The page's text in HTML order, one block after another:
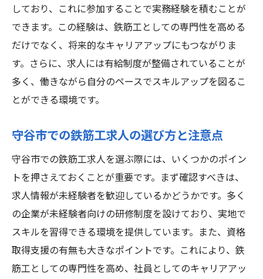
しており、これに参加することで実務経験を積むことが
できます。この経験は、鉄筋工としての専門性を高める
だけでなく、将来的なキャリアアップにもつながりま
す。さらに、求人には有給制度が整備されていることが
多く、働きながら自分のペースでスキルアップを図るこ
とができる環境です。
守谷市での鉄筋工求人の選び方と注意点
守谷市での鉄筋工求人を選ぶ際には、いくつかのポイン
トを押さえておくことが重要です。まず確認すべきは、
求人情報が未経験者を歓迎しているかどうかです。多く
の企業が未経験者向けの研修制度を設けており、実地で
スキルを習得できる環境を提供しています。また、資格
取得支援の有無も大きなポイントです。これにより、鉄
筋工としての専門性を高め、社員としてのキャリアアッ